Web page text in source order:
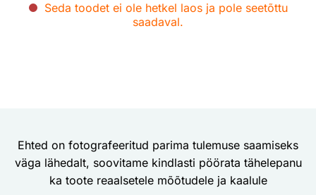
Seda toodet ei ole hetkel laos ja pole seetõttu
saadaval.
Ehted on fotografeeritud parima tulemuse saamiseks
väga lähedalt, soovitame kindlasti pöörata tähelepanu
ka toote reaalsetele mõõtudele ja kaalule